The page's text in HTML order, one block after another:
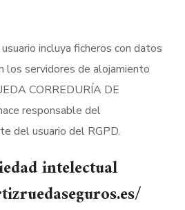
incluya ficheros con datos
los servidores de alojamiento
CORREDURÍA DE
responsable del
del usuario del RGPD.
intelectual